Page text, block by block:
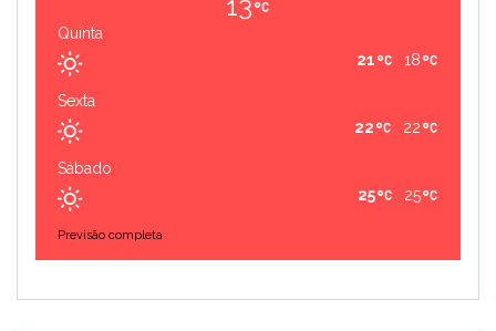
Quinta
18
21
Sexta
22
22
Sábado
25
25
Previsão completa